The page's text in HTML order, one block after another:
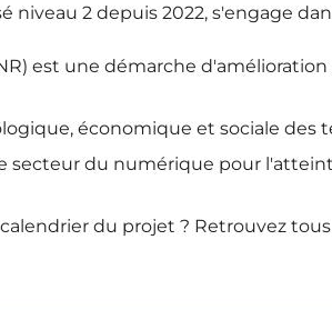
niveau 2 depuis 2022, s'engage
est une démarche
économique et sociale des
secteur du numérique pour
du projet ? Retrouvez